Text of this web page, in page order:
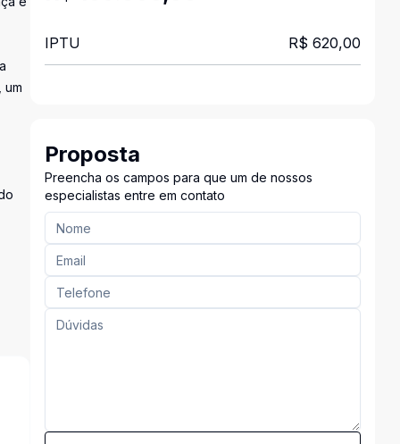
um
IPTU R$ 620,00
Proposta
Preencha os campos para que um de nossos
especialistas entre em contato